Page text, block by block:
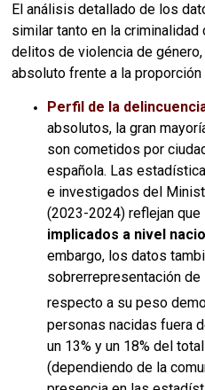
El análisis detallado de los
similar tanto en la
delitos de violencia de
absoluto frente a la proporción
Perfil de la
absolutos, la gran
son cometidos por
española. Las
e investigados del
(2023-2024) reflejan que
implicados a nivel
embargo, los datos
sobrerrepresentación de
respecto a su peso
personas nacidas fuera
un 13% y un 18% del
(dependiendo de la